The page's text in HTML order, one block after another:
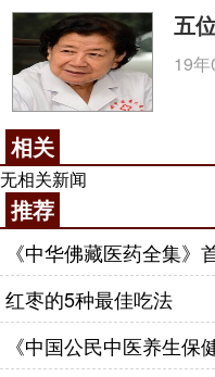
五
19
相关
无相关新闻
推荐
《中华佛藏医药全集》
红枣的5种最佳吃法
《中国公民中医养生